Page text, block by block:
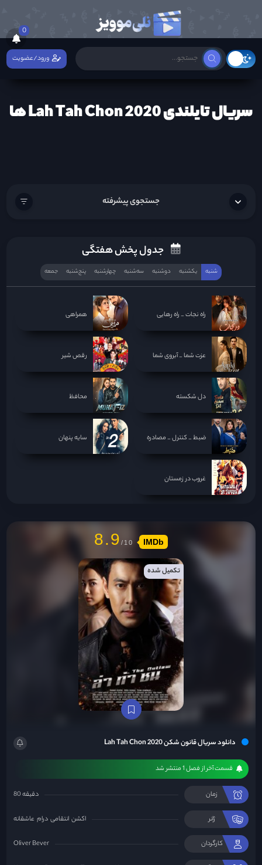
0
ورود/عضویت
سریال تایلندی Lah Tah Chon 2020 ها
جستجوی پیشرفته
جدول پخش هفتگی
شنبه یکشنبه دوشنبه سه‌‌شنبه چهارشنبه پنج‌شنبه جمعه
راه نجات _ راه رهایی همراهی
عزت شما _ آبروی شما رقص شیر
دل شکسته محافظ
ضبط _ کنترل _ مصادره سایه پنهان
غروب در زمستان
دانلود سریال قانون شکن Lah Tah Chon 2020
قسمت آخر از فصل 1 منتشر شد
زمان 80 دقیقه
ژانر اکشن انتقامی درام عاشقانه
کارگردان Oliver Bever
8.9 IMDb
تکمیل شده